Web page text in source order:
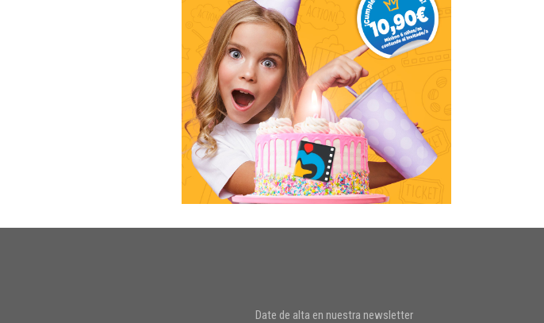
Date de alta en nuestra newsletter